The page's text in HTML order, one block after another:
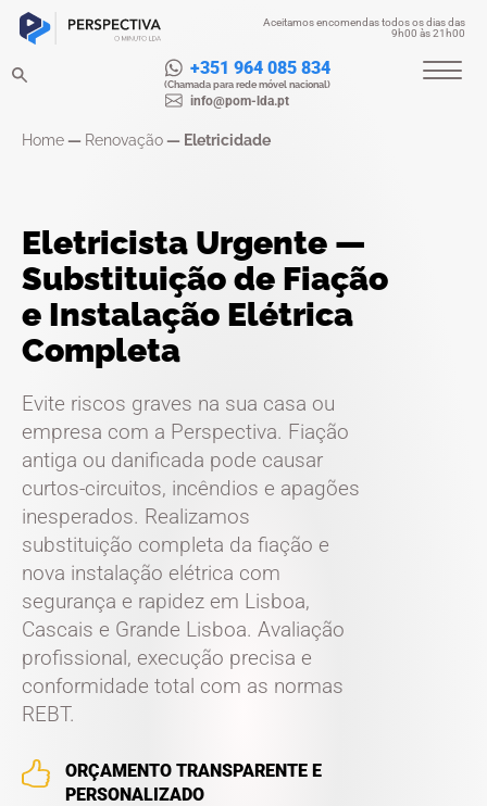
Aceitamos encomendas todos os dias das
9h00 às 21h00
+351 964 085 834
info@pom-lda.pt
(Chamada para rede móvel nacional)
Home— Renovação— Eletricidade
Eletricista Urgente —
Substituição de Fiação
e Instalação Elétrica
Completa
Evite riscos graves na sua casa ou
empresa com a Perspectiva. Fiação
antiga ou danificada pode causar
curtos-circuitos, incêndios e apagões
inesperados. Realizamos
substituição completa da fiação e
nova instalação elétrica com
segurança e rapidez em Lisboa,
Cascais e Grande Lisboa. Avaliação
profissional, execução precisa e
conformidade total com as normas
REBT.
ORÇAMENTO TRANSPARENTE E
PERSONALIZADO